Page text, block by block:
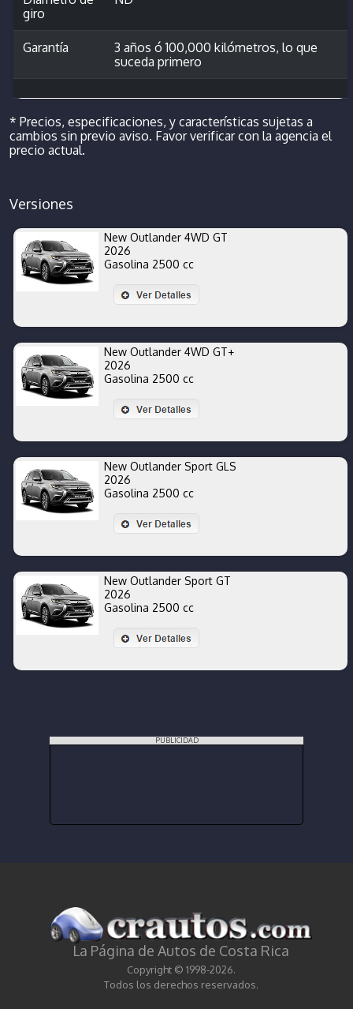
giro
Garantía
3 años ó 100,000 kilómetros, lo que
suceda primero
* Precios, especificaciones, y características sujetas a
cambios sin previo aviso. Favor verificar con la agencia el
precio actual.
Versiones
New Outlander 4WD GT
2026
Gasolina 2500 cc
New Outlander 4WD GT+
2026
Gasolina 2500 cc
New Outlander Sport GLS
2026
Gasolina 2500 cc
New Outlander Sport GT
2026
Gasolina 2500 cc
PUBLICIDAD
La Página de Autos de Costa Rica
Copyright © 1998-2026.
Todos los derechos reservados.